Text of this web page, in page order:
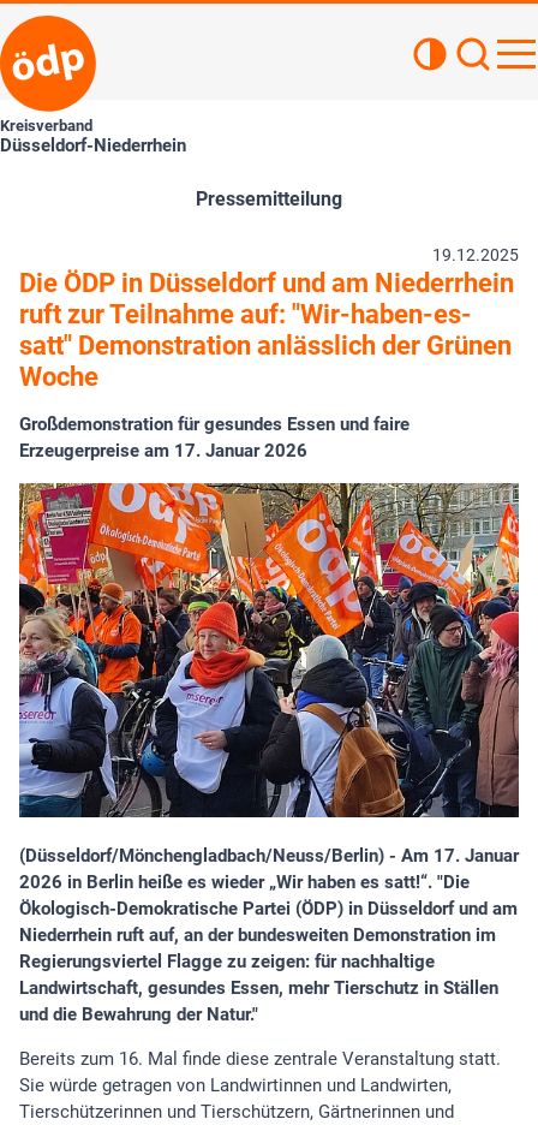
Kreisverband
Düsseldorf-Niederrhein
Pressemitteilung
19.12.2025
Die ÖDP in Düsseldorf und am Niederrhein
ruft zur Teilnahme auf: "Wir-haben-es-
satt" Demonstration anlässlich der Grünen
Woche
Großdemonstration für gesundes Essen und faire
Erzeugerpreise am 17. Januar 2026
(Düsseldorf/Mönchengladbach/Neuss/Berlin) - Am 17. Januar
2026 in Berlin heiße es wieder „Wir haben es satt!“. "Die
Ökologisch-Demokratische Partei (ÖDP) in Düsseldorf und am
Niederrhein ruft auf, an der bundesweiten Demonstration im
Regierungsviertel Flagge zu zeigen: für nachhaltige
Landwirtschaft, gesundes Essen, mehr Tierschutz in Ställen
und die Bewahrung der Natur."
Bereits zum 16. Mal finde diese zentrale Veranstaltung statt.
Sie würde getragen von Landwirtinnen und Landwirten,
Tierschützerinnen und Tierschützern, Gärtnerinnen und